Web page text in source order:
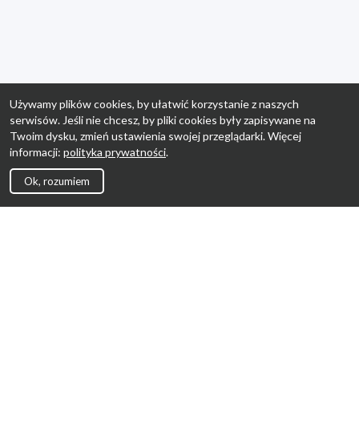
Używamy plików cookies, by ułatwić korzystanie z naszych
serwisów. Jeśli nie chcesz, by pliki cookies były zapisywane na
Twoim dysku, zmień ustawienia swojej przeglądarki. Więcej
informacji: polityka prywatności.
Ok, rozumiem